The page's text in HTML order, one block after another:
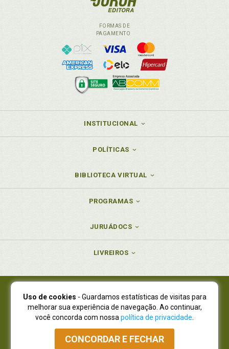
FORMAS DE
PAGAMENTO
INSTITUCIONAL
POLÍTICAS
BIBLIOTECA VIRTUAL
PROGRAMAS
JURUÁDOCS
LIVREIROS
Juruá Editora Ltda., CNPJ 77.535.508/0001-19
Juruá Informática Ltda., CNPJ 01.701.561/0001-80
NOVO ENDEREÇO:R. Flávio Dallegrave, 7665, São Lourenço |
Curitiba - Paraná - CEP 82210-310
Atendimento: (41) 4009-3900|Vendas Atacado: (41) 4009-3939
Uso de cookies - Guardamos estatísticas de visitas para
melhorar sua experiência de navegação. Ao continuar,
você concorda com nossa política de privacidade
CONCORDAR E FECHAR